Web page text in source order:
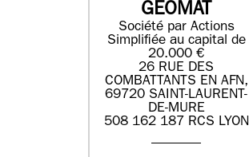
GEOMAT
Société par Actions
Simplifiée au capital de
20.000 €
26 RUE DES
COMBATTANTS EN AFN,
69720 SAINT-LAURENT-
DE-MURE
508 162 187 RCS LYON